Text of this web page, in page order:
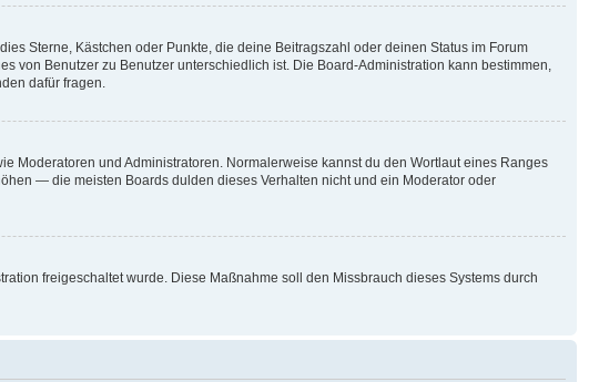
Sterne, Kästchen oder Punkte, die deine Beitragszahl oder deinen Status im Forum
von Benutzer zu Benutzer unterschiedlich ist. Die Board-Administration kann bestimmen,
dafür fragen.
Moderatoren und Administratoren. Normalerweise kannst du den Wortlaut eines Ranges
— die meisten Boards dulden dieses Verhalten nicht und ein Moderator oder
freigeschaltet wurde. Diese Maßnahme soll den Missbrauch dieses Systems durch